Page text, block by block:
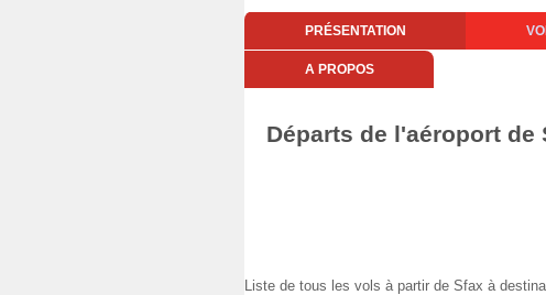
PRÉSENTATION
A PROPOS
Départs de l'aéroport de
Liste de tous les vols à partir de Sfax à